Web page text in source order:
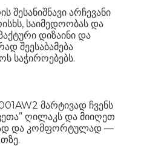
შესანიშნავი არჩევანი
საიმედოობას და
დიზაინი და
შეესაბამება
საჭიროებებს.
მარტივად ჩვენს
ღილაკს და მიიღეთ
და კომფორტულად —